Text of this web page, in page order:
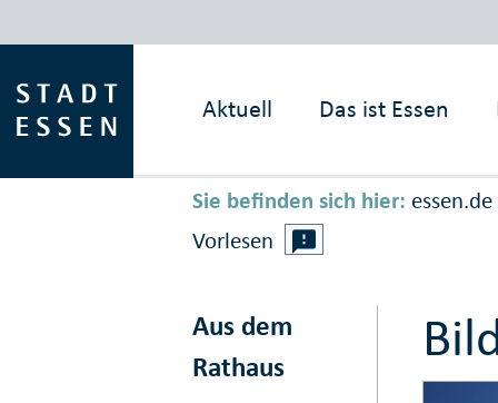
Aktuell Das ist Essen
Sie befinden sich hier: essen.de
Vorlesen
Aus dem
Rathaus